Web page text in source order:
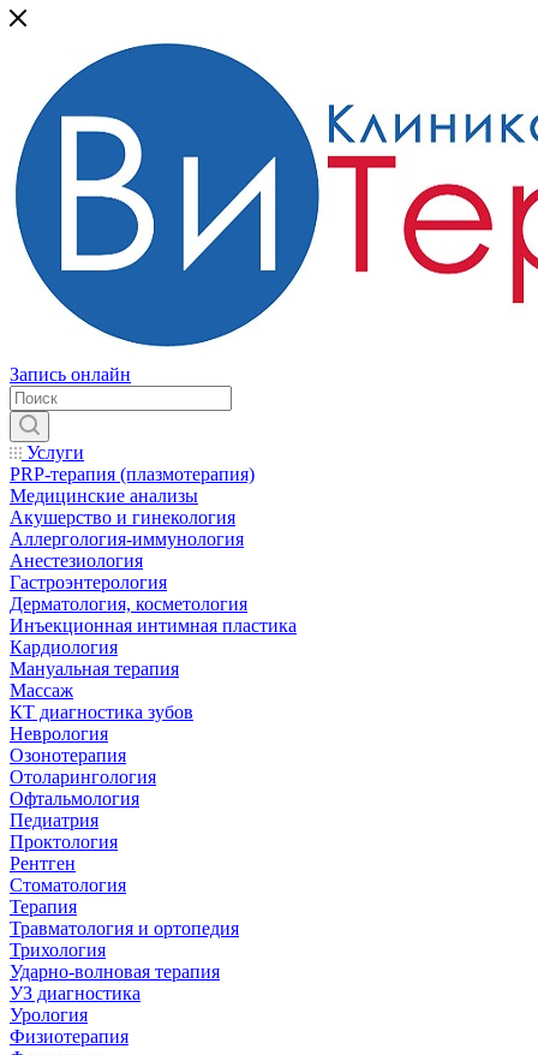
Запись онлайн
Услуги
PRP-терапия (плазмотерапия)
Медицинские анализы
Акушерство и гинекология
Аллергология-иммунология
Анестезиология
Гастроэнтерология
Дерматология, косметология
Инъекционная интимная пластика
Кардиология
Мануальная терапия
Массаж
КТ диагностика зубов
Неврология
Озонотерапия
Отоларингология
Офтальмология
Педиатрия
Проктология
Рентген
Стоматология
Терапия
Травматология и ортопедия
Трихология
Ударно-волновая терапия
УЗ диагностика
Урология
Физиотерапия